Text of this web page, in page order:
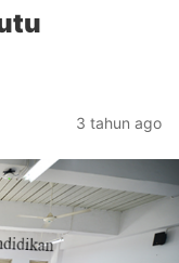
3 tahun ago